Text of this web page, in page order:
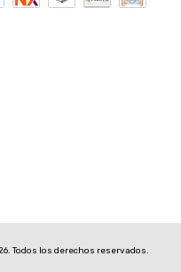
Todos los derechos reservados.